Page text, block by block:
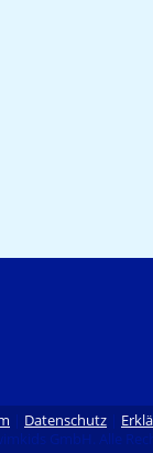
| Datenschutz |
GmbH. Alle